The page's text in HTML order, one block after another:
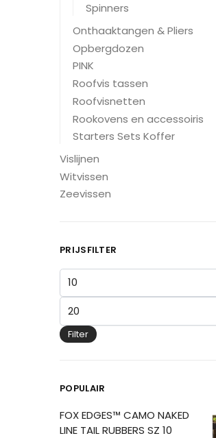
Spinners
Onthaaktangen & Pliers
Opbergdozen
PINK
Roofvis tassen
Roofvisnetten
Rookovens en accessoiris
Starters Sets Koffer
Vislijnen
Witvissen
Zeevissen
PRIJSFILTER
Filter
POPULAIR
FOX EDGES™ CAMO NAKED
LINE TAIL RUBBERS SZ 10